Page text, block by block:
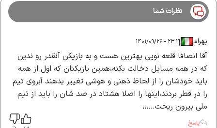
نظرات شما
بهرام|
|۲۳:۱۹ - ۱۴۰۱/۰۹/۲۶
آقا انصافا قلعه نویی بهترین هست و به بازیکن آنقدر رو ندین
که در همه مسایل دخالت بکنه،همین بازیکنان که اول از همه
باید خودشان را از لحاظ ذهنی و هوشی تغییر بدهند آبروی تیم
را در قطر بردند،اینها را اصلا هشتاد در صد شان را باید از تیم
ملی بیرون ریخت…،،،
پاسخ